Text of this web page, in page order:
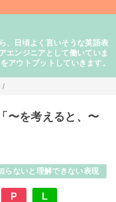
、日頃よく言いそうな英語表
エンジニアとして働いていま
ウトプットしていきます。
/
〜を考えると、〜
らないと理解できない表現
P L